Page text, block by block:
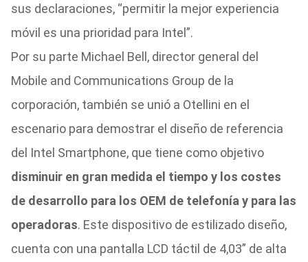
sus declaraciones, “permitir la mejor experiencia
móvil es una prioridad para Intel”.
Por su parte Michael Bell, director general del
Mobile and Communications Group de la
corporación, también se unió a Otellini en el
escenario para demostrar el diseño de referencia
del Intel Smartphone, que tiene como objetivo
disminuir en gran medida el tiempo y los costes
de desarrollo para los OEM de telefonía y para las
operadoras. Este dispositivo de estilizado diseño,
cuenta con una pantalla LCD táctil de 4,03” de alta